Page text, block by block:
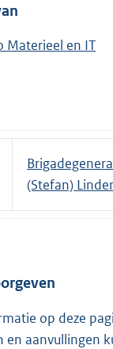
Materieel en IT
(Stefan)
op deze
en aanvullingen